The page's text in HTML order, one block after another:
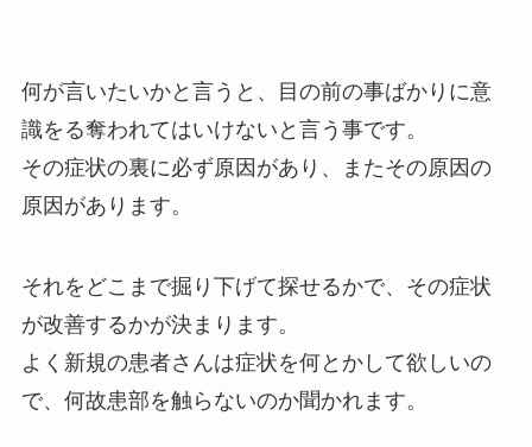
何が言いたいかと言うと、目の前の事ばかりに意
識をる奪われてはいけないと言う事です。
その症状の裏に必ず原因があり、またその原因の
原因があります。
それをどこまで掘り下げて探せるかで、その症状
が改善するかが決まります。
よく新規の患者さんは症状を何とかして欲しいの
で、何故患部を触らないのか聞かれます。